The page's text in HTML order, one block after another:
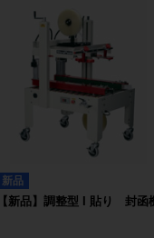
新品
【新品】調整型 I 貼り 封函